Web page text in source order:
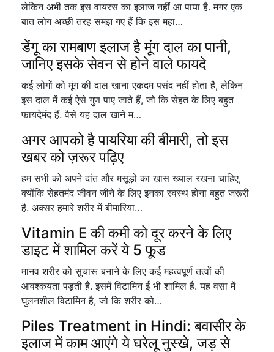
लेकिन अभी तक इस वायरस का इलाज नहीं आ पाया है. मगर एक
बात लोग अच्छी तरह समझ गए हैं कि इस महा…
डेंगू का रामबाण इलाज है मूंग दाल का पानी,
जानिए इसके सेवन से होने वाले फायदे
कई लोगों को मूंग की दाल खाना एकदम पसंद नहीं होता है, लेकिन
इस दाल में कई ऐसे गुण पाए जाते हैं, जो कि सेहत के लिए बहुत
फायदेमंद हैं. वैसे यह दाल खाने म…
अगर आपको है पायरिया की बीमारी, तो इस
खबर को ज़रूर पढ़िए
हम सभी को अपने दांत और मसूड़ों का खास ख्याल रखना चाहिए,
क्योंकि सेहतमंद जीवन जीने के लिए इनका स्वस्थ होना बहुत जरूरी
है. अक्सर हमारे शरीर में बीमारिया…
Vitamin E की कमी को दूर करने के लिए
डाइट में शामिल करें ये 5 फूड
मानव शरीर को सुचारू बनाने के लिए कई महत्वपूर्ण तत्वों की
आवश्कयता पड़ती है. इसमें विटामिन ई भी शामिल है. यह वसा में
घुलनशील विटामिन है, जो कि शरीर को…
Piles Treatment in Hindi: बवासीर के
इलाज में काम आएंगे ये घरेलू नुस्खे, जड़ से